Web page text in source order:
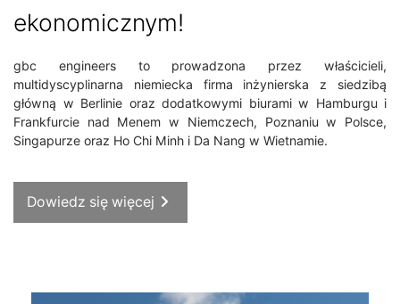
ekonomicznym!
gbc engineers to prowadzona przez właścicieli,
multidyscyplinarna niemiecka firma inżynierska z siedzibą
główną w Berlinie oraz dodatkowymi biurami w Hamburgu i
Frankfurcie nad Menem w Niemczech, Poznaniu w Polsce,
Singapurze oraz Ho Chi Minh i Da Nang w Wietnamie.
Dowiedz się więcej